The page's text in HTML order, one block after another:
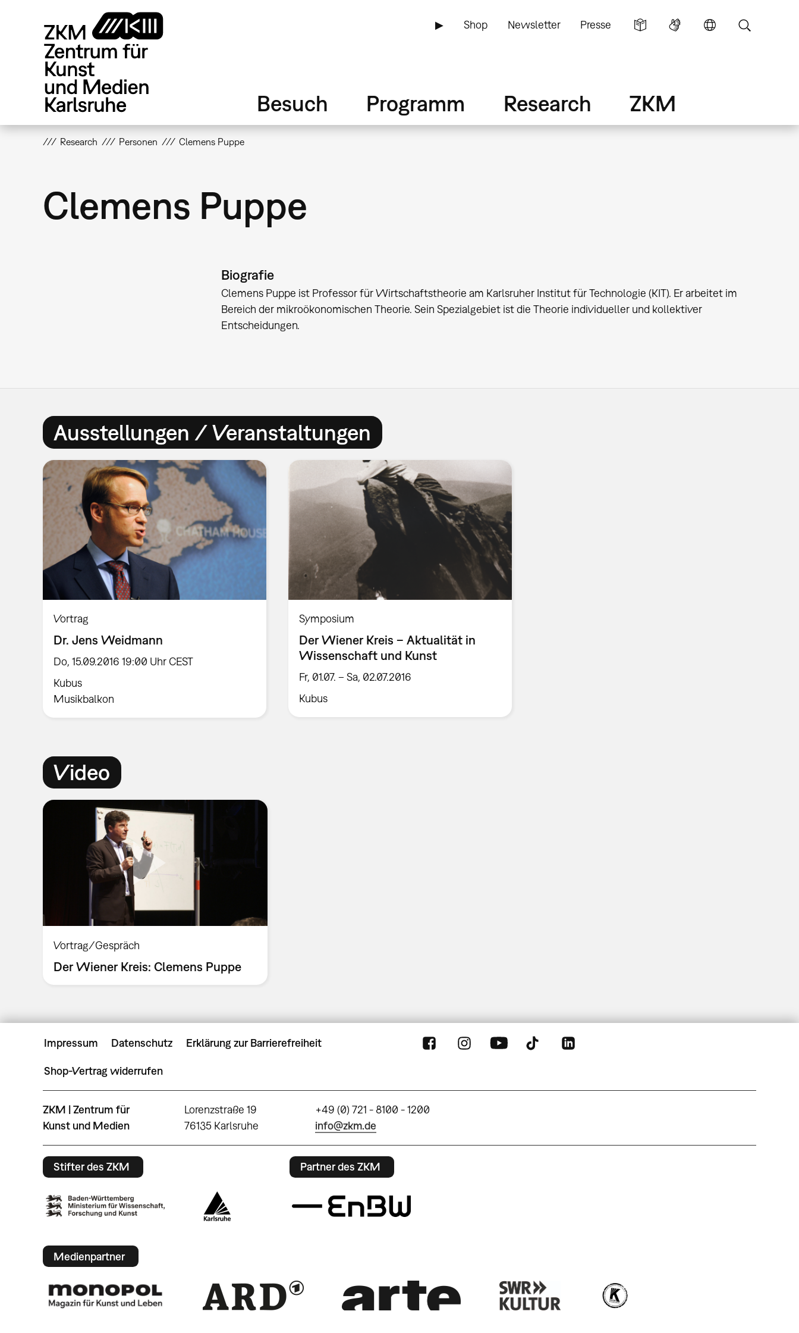
▶ Shop Newsletter Presse
Besuch Programm Research ZKM
Research Personen Clemens Puppe
Clemens Puppe
Biografie
Clemens Puppe ist Professor für Wirtschaftstheorie am Karlsruher Institut für Technologie (KIT). Er arbeitet im
Bereich der mikroökonomischen Theorie. Sein Spezialgebiet ist die Theorie individueller und kollektiver
Entscheidungen.
Ausstellungen / Veranstaltungen
Vortrag
Dr. Jens Weidmann
Do, 15.09.2016 19:00 Uhr CEST
Kubus
Musikbalkon
Symposium
Der Wiener Kreis – Aktualität in
Wissenschaft und Kunst
Fr, 01.07. – Sa, 02.07.2016
Kubus
Video
Vortrag/Gespräch
Der Wiener Kreis: Clemens Puppe
Impressum Datenschutz Erklärung zur Barrierefreiheit
Shop-Vertrag widerrufen
ZKM | Zentrum für
Kunst und Medien
Lorenzstraße 19
76135 Karlsruhe
+49 (0) 721 - 8100 - 1200
info@zkm.de
Stifter des ZKM Partner des ZKM
Medienpartner